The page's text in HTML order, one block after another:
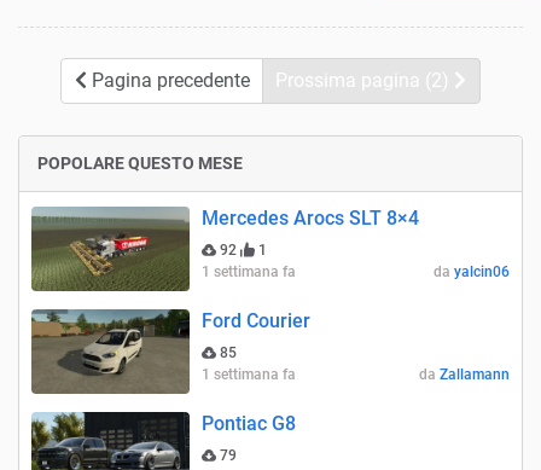
Pagina precedente Prossima pagina (2)
POPOLARE QUESTO MESE
Mercedes Arocs SLT 8×4
92
1
1 settimana fa
da yalcin06
Ford Courier
85
1 settimana fa
da Zallamann
Pontiac G8
79